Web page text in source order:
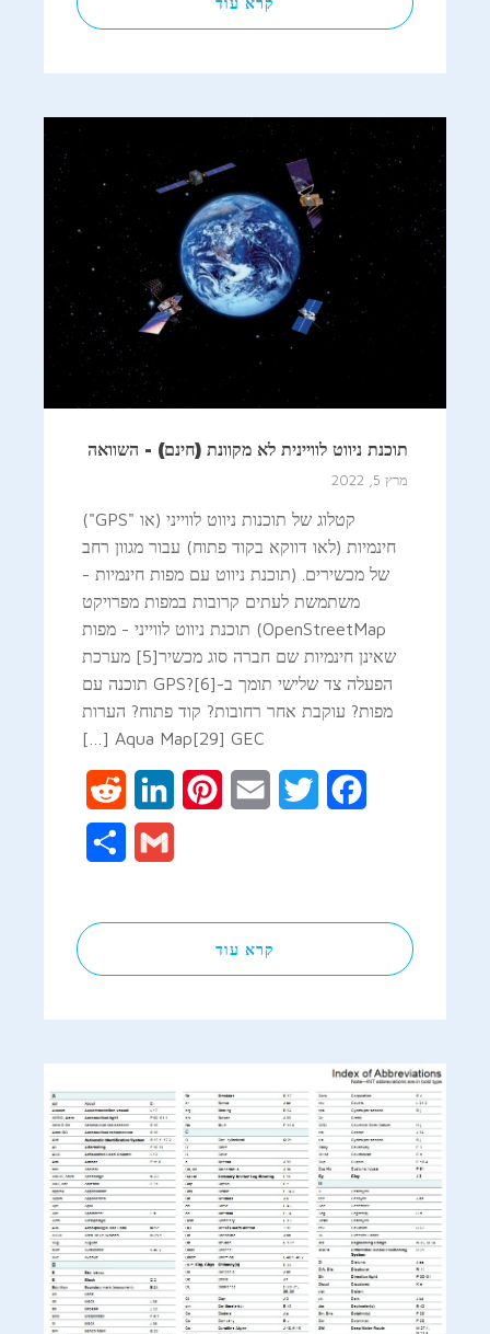
תוכנת ניווט לוויינית לא מקוונת (חינם) - השוואה
מרץ 5, 2022
קטלוג של תוכנות ניווט לווייני (או "GPS")
חינמיות (לאו דווקא בקוד פתוח) עבור מגוון רחב
של מכשירים. (תוכנת ניווט עם מפות חינמיות -
משתמשת לעתים קרובות במפות מפרויקט
OpenStreetMap) תוכנת ניווט לווייני - מפות
שאינן חינמיות שם חברה סוג מכשיר[5] מערכת
הפעלה צד שלישי תומך ב-GPS?[6] תוכנה עם
מפות? עוקבת אחר רחובות? קוד פתוח? הערות
Aqua Map[29] GEC […]
Facebook
Twitter
Email
Pinterest
LinkedIn
Gmail
קרא עוד